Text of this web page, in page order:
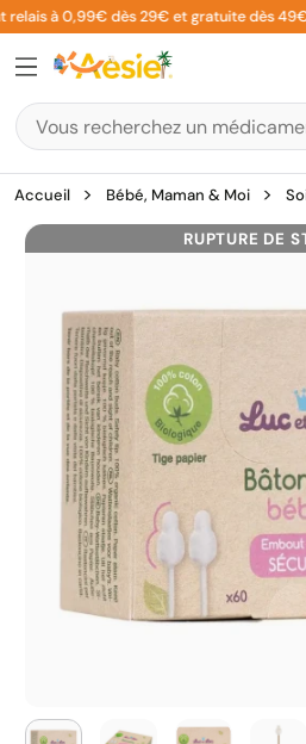
Aller
au
contenu
à 0,99€ dès 29€ et gratuite dès 49€ !
Accueil Bébé, Maman & Moi
RUPTURE DE